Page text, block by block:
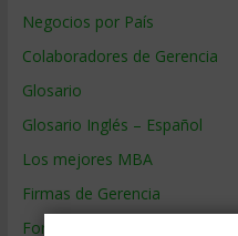
Negocios por País
Colaboradores de Gerencia
Glosario
Glosario Inglés – Español
Los mejores MBA
Firmas de Gerencia
Formación de Gerencia